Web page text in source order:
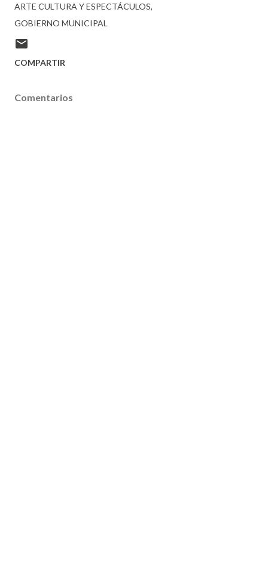
ARTE CULTURA Y ESPECTÁCULOS
GOBIERNO MUNICIPAL
COMPARTIR
Comentarios